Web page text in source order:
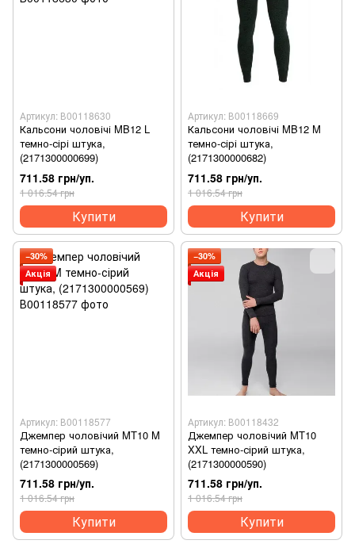
Артикул: В00118630
Кальсони чоловічі MB12 L
темно-сірі штука,
(2171300000699)
711.58 грн/уп.
1 016.54 грн
Купити
Артикул: В00118669
Кальсони чоловічі MB12 M
темно-сірі штука,
(2171300000682)
711.58 грн/уп.
1 016.54 грн
Купити
−30%
Акція
Артикул: В00118577
Джемпер чоловічий MT10 M
темно-сірий штука,
(2171300000569)
711.58 грн/уп.
1 016.54 грн
Купити
−30%
Акція
Артикул: В00118432
Джемпер чоловічий MT10
XXL темно-сірий штука,
(2171300000590)
711.58 грн/уп.
1 016.54 грн
Купити